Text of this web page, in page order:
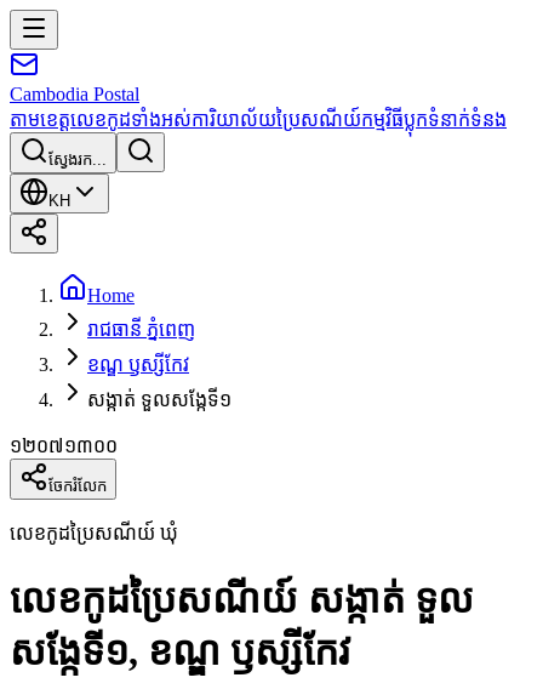
Cambodia Postal
តាមខេត្តលេខកូដទាំងអស់ការិយាល័យប្រៃសណីយ៍កម្មវិធីប្លុកទំនាក់ទំនង
ស្វែងរក...
KH
Home
រាជធានី ភ្នំពេញ
ខណ្ឌ ឫស្សីកែវ
សង្កាត់ ទួលសង្កែទី១
១២០៧១៣០០
ចែករំលែក
លេខកូដប្រៃសណីយ៍ ឃុំ
លេខកូដប្រៃសណីយ៍ សង្កាត់ ទួល
សង្កែទី១, ខណ្ឌ ឫស្សីកែវ